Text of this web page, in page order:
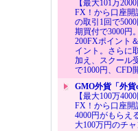
【最大101万
FX！から口座開
の取引1回で
期買付で3000円
200FXポイント
イント。さらに
加え、スクール
で1000円、CFD
GMO外貨「外貨
【最大100万
FX！から口座開
4000円がもらえ
大100万円のチャ